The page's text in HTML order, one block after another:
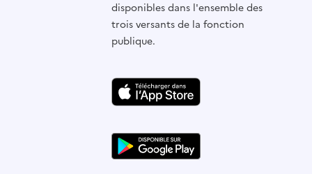
disponibles dans l'ensemble des
trois versants de la fonction
publique.